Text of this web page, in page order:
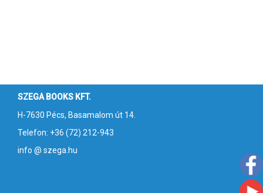
SZEGA BOOKS KFT.
H-7630 Pécs, Basamalom út 14.
Telefon: +36 (72) 212-943
info @ szega.hu